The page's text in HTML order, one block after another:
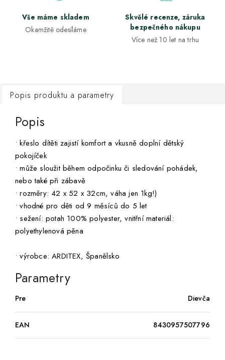
Vše máme skladem
Okamžitě odesíláme
Skvělé recenze, záruka
bezpečného nákupu
Více než 10 let na trhu
Popis produktu a parametry
Popis
• křeslo dítěti zajistí komfort a vkusně doplní dětský
pokojíček
• může sloužit během odpočinku či sledování pohádek,
nebo také při zábavě
• rozměry: 42 x 52 x 32cm, váha jen 1kg!)
• vhodné pro děti od 9 měsíců do 5 let
• sežení: potah 100% polyester, vnitřní materiál:
polyethylenová pěna
• výrobce: ARDITEX, Španělsko
Parametry
Pre Dievča
EAN 8430957507796